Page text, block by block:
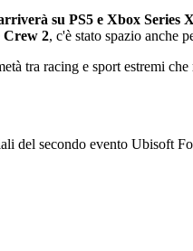
su PS5 e Xbox Series X
Crew 2, c'è stato spazio anche
tra racing e sport estremi
del secondo evento Ubisoft